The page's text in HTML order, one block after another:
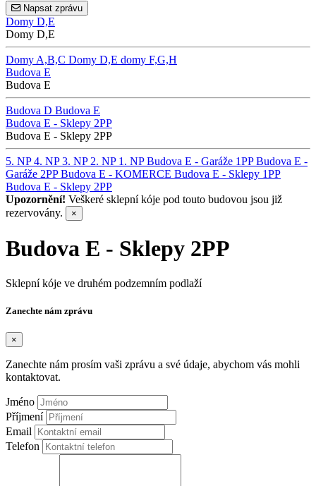
Napsat zprávu
Domy D,E
Domy D,E
Domy A,B,C Domy D,E domy F,G,H
Budova E
Budova E
Budova D Budova E
Budova E - Sklepy 2PP
Budova E - Sklepy 2PP
5. NP4. NP3. NP 2. NP 1. NPBudova E - Garáže 1PPBudova E -
Garáže 2PPBudova E - KOMERCE Budova E - Sklepy 1PP
Budova E - Sklepy 2PP
Upozornění! Veškeré sklepní kóje pod touto budovou jsou již
rezervovány.
×
Budova E - Sklepy 2PP
Sklepní kóje ve druhém podzemním podlaží
Zanechte nám zprávu
×
Zanechte nám prosím vaši zprávu a své údaje, abychom vás mohli
kontaktovat.
Jméno
Příjmení
Email
Telefon